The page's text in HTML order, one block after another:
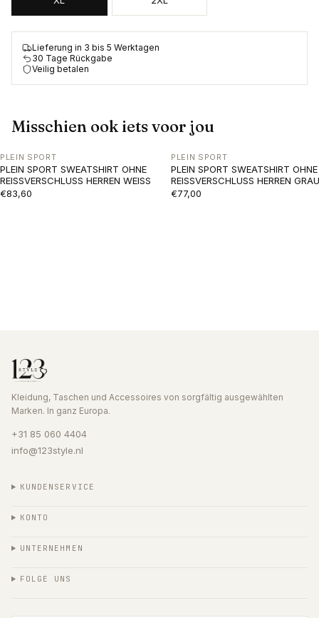
Lieferung in 3 bis 5 Werktagen
30 Tage Rückgabe
Veilig betalen
Misschien ook iets voor jou
PLEIN SPORT
PLEIN SPORT SWEATSHIRT OHNE
REISSVERSCHLUSS HERREN WEISS
€83,60
PLEIN SPORT
PLEIN SPORT SWEATSHIRT OHNE
REISSVERSCHLUSS HERREN GRAU
€77,00
Kleidung, Taschen und Accessoires von sorgfältig ausgewählten
Marken. In ganz Europa.
+31 85 060 4404
info@123style.nl
KUNDENSERVICE
KONTO
UNTERNEHMEN
FOLGE UNS